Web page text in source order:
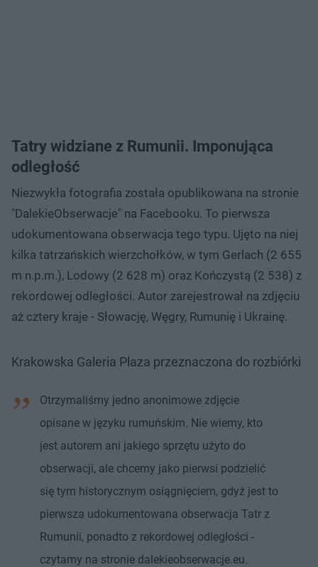
Tatry widziane z Rumunii. Imponująca
odległość
Niezwykła fotografia została opublikowana na stronie
"DalekieObserwacje" na Facebooku. To pierwsza
udokumentowana obserwacja tego typu. Ujęto na niej
kilka tatrzańskich wierzchołków, w tym Gerlach (2 655
m n.p.m.), Lodowy (2 628 m) oraz Kończystą (2 538) z
rekordowej odległości. Autor zarejestrował na zdjęciu
aż cztery kraje - Słowację, Węgry, Rumunię i Ukrainę.
Krakowska Galeria Plaza przeznaczona do rozbiórki
Otrzymaliśmy jedno anonimowe zdjęcie
opisane w języku rumuńskim. Nie wiemy, kto
jest autorem ani jakiego sprzętu użyto do
obserwacji, ale chcemy jako pierwsi podzielić
się tym historycznym osiągnięciem, gdyż jest to
pierwsza udokumentowana obserwacja Tatr z
Rumunii, ponadto z rekordowej odległości -
czytamy na stronie dalekieobserwacje.eu.